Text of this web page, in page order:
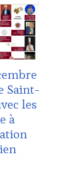
Saint-
les
à